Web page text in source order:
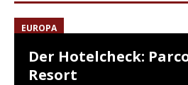
EUROPA
Der Hotelcheck:
Resort